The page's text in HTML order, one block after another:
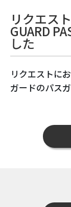
リクエス
GUARD
した
リクエストに
ガードのパス